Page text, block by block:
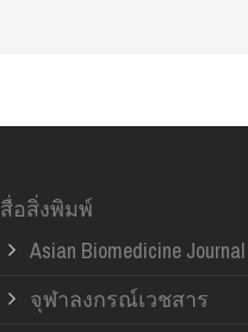
สื่อสิ่งพิมพ์
Asian Biomedicine Journal
จุฬาลงกรณ์เวชสาร